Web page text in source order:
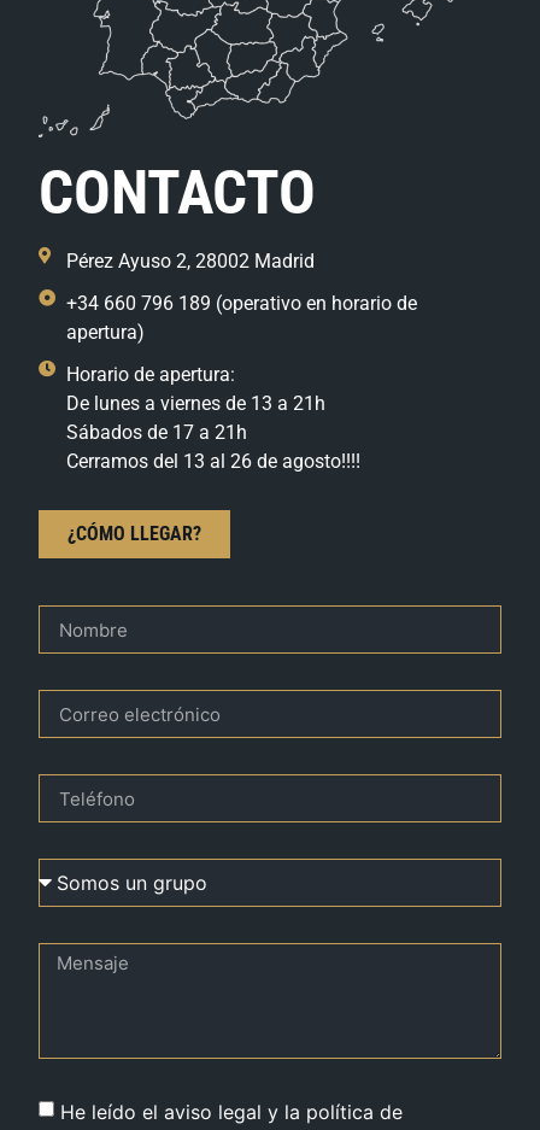
CONTACTO
Pérez Ayuso 2, 28002 Madrid
+34 660 796 189 (operativo en horario de
apertura)
Horario de apertura:
De lunes a viernes de 13 a 21h
Sábados de 17 a 21h
Cerramos del 13 al 26 de agosto!!!!
¿CÓMO LLEGAR?
He leído el aviso legal y la política de